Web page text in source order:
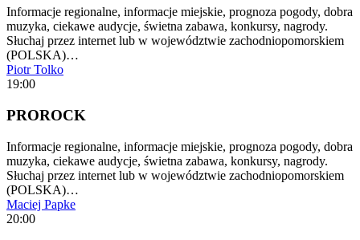
Informacje regionalne, informacje miejskie, prognoza pogody, dobra
muzyka, ciekawe audycje, świetna zabawa, konkursy, nagrody.
Słuchaj przez internet lub w województwie zachodniopomorskiem
(POLSKA)…
Piotr Tolko
19:00
PROROCK
Informacje regionalne, informacje miejskie, prognoza pogody, dobra
muzyka, ciekawe audycje, świetna zabawa, konkursy, nagrody.
Słuchaj przez internet lub w województwie zachodniopomorskiem
(POLSKA)…
Maciej Papke
20:00